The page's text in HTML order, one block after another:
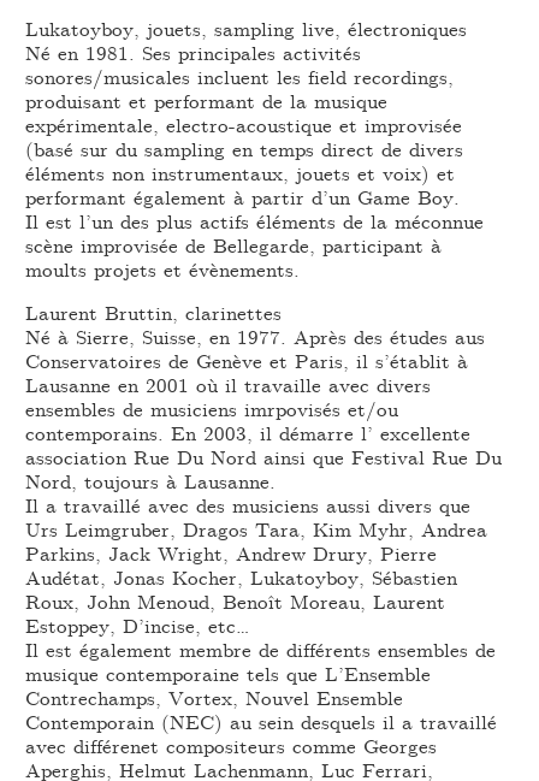
Lukatoyboy, jouets, sampling live, électroniques
Né en 1981. Ses principales activités
sonores/musicales incluent les field recordings,
produisant et performant de la musique
expérimentale, electro-acoustique et improvisée
(basé sur du sampling en temps direct de divers
éléments non instrumentaux, jouets et voix) et
performant également à partir d’un Game Boy.
Il est l’un des plus actifs éléments de la méconnue
scène improvisée de Bellegarde, participant à
moults projets et évènements.
Laurent Bruttin, clarinettes
Né à Sierre, Suisse, en 1977. Après des études aus
Conservatoires de Genève et Paris, il s’établit à
Lausanne en 2001 où il travaille avec divers
ensembles de musiciens imrpovisés et/ou
contemporains. En 2003, il démarre l’ excellente
association Rue Du Nord ainsi que Festival Rue Du
Nord, toujours à Lausanne.
Il a travaillé avec des musiciens aussi divers que
Urs Leimgruber, Dragos Tara, Kim Myhr, Andrea
Parkins, Jack Wright, Andrew Drury, Pierre
Audétat, Jonas Kocher, Lukatoyboy, Sébastien
Roux, John Menoud, Benoît Moreau, Laurent
Estoppey, D’incise, etc…
Il est également membre de différents ensembles de
musique contemporaine tels que L’Ensemble
Contrechamps, Vortex, Nouvel Ensemble
Contemporain (NEC) au sein desquels il a travaillé
avec différenet compositeurs comme Georges
Aperghis, Helmut Lachenmann, Luc Ferrari,